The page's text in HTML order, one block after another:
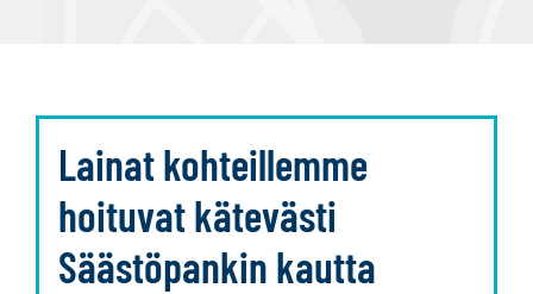
Lainat kohteillemme
hoituvat kätevästi
Säästöpankin kautta